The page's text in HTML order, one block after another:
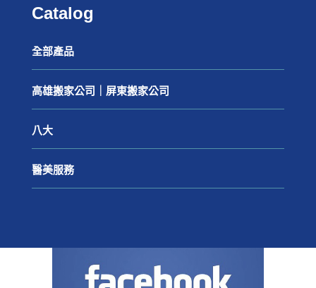
Catalog
全部產品
高雄搬家公司｜屏東搬家公司
八大
醫美服務